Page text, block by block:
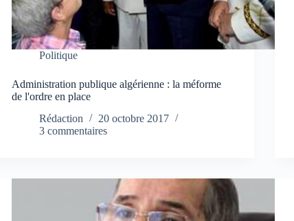
Politique
Administration publique algérienne : la méforme
de l'ordre en place
Rédaction
20 octobre 2017
3 commentaires